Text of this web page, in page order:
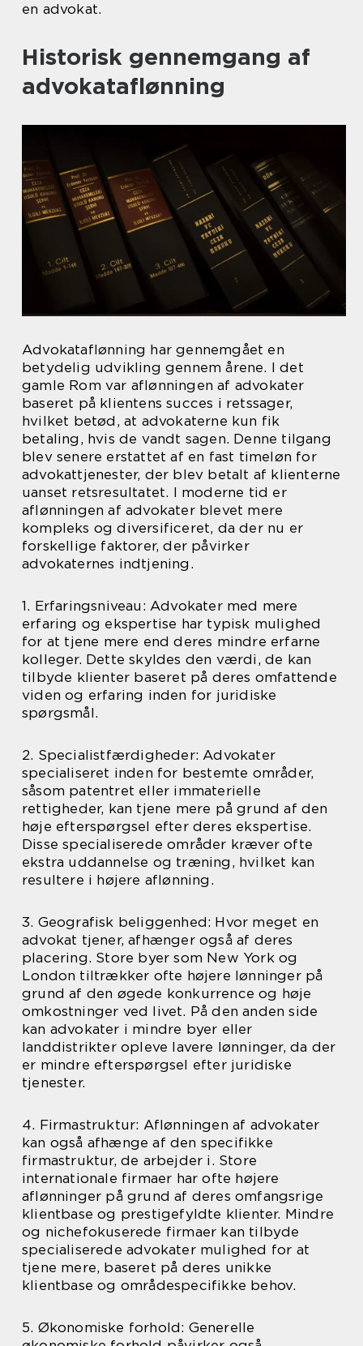
en advokat.
Historisk gennemgang af
advokataflønning
Advokataflønning har gennemgået en
betydelig udvikling gennem årene. I det
gamle Rom var aflønningen af advokater
baseret på klientens succes i retssager,
hvilket betød, at advokaterne kun fik
betaling, hvis de vandt sagen. Denne tilgang
blev senere erstattet af en fast timeløn for
advokattjenester, der blev betalt af klienterne
uanset retsresultatet. I moderne tid er
aflønningen af advokater blevet mere
kompleks og diversificeret, da der nu er
forskellige faktorer, der påvirker
advokaternes indtjening.
1. Erfaringsniveau: Advokater med mere
erfaring og ekspertise har typisk mulighed
for at tjene mere end deres mindre erfarne
kolleger. Dette skyldes den værdi, de kan
tilbyde klienter baseret på deres omfattende
viden og erfaring inden for juridiske
spørgsmål.
2. Specialistfærdigheder: Advokater
specialiseret inden for bestemte områder,
såsom patentret eller immaterielle
rettigheder, kan tjene mere på grund af den
høje efterspørgsel efter deres ekspertise.
Disse specialiserede områder kræver ofte
ekstra uddannelse og træning, hvilket kan
resultere i højere aflønning.
3. Geografisk beliggenhed: Hvor meget en
advokat tjener, afhænger også af deres
placering. Store byer som New York og
London tiltrækker ofte højere lønninger på
grund af den øgede konkurrence og høje
omkostninger ved livet. På den anden side
kan advokater i mindre byer eller
landdistrikter opleve lavere lønninger, da der
er mindre efterspørgsel efter juridiske
tjenester.
4. Firmastruktur: Aflønningen af advokater
kan også afhænge af den specifikke
firmastruktur, de arbejder i. Store
internationale firmaer har ofte højere
aflønninger på grund af deres omfangsrige
klientbase og prestigefyldte klienter. Mindre
og nichefokuserede firmaer kan tilbyde
specialiserede advokater mulighed for at
tjene mere, baseret på deres unikke
klientbase og områdespecifikke behov.
5. Økonomiske forhold: Generelle